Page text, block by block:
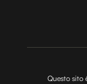
Questo sito